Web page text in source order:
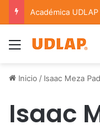
Menu
Inicio / Isaac Meza
Isaac